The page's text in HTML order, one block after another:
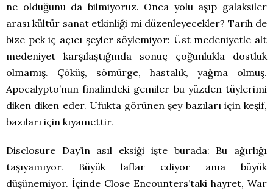
ne olduğunu da bilmiyoruz. Onca yolu aşıp galaksiler
arası kültür sanat etkinliği mi düzenleyecekler? Tarih de
bize pek iç açıcı şeyler söylemiyor: Üst medeniyetle alt
medeniyet karşılaştığında sonuç çoğunlukla dostluk
olmamış. Çöküş, sömürge, hastalık, yağma olmuş.
Apocalypto’nun finalindeki gemiler bu yüzden tüylerimi
diken diken eder. Ufukta görünen şey bazıları için keşif,
bazıları için kıyamettir.
Disclosure Day’in asıl eksiği işte burada: Bu ağırlığı
taşıyamıyor. Büyük laflar ediyor ama büyük
düşünemiyor. İçinde Close Encounters’taki hayret, War